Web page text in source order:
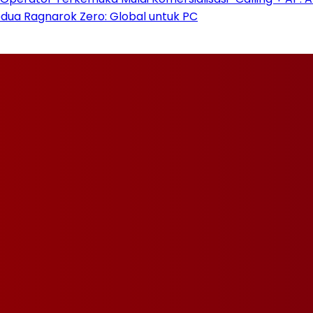
Ragnarok Zero: Global untuk PC